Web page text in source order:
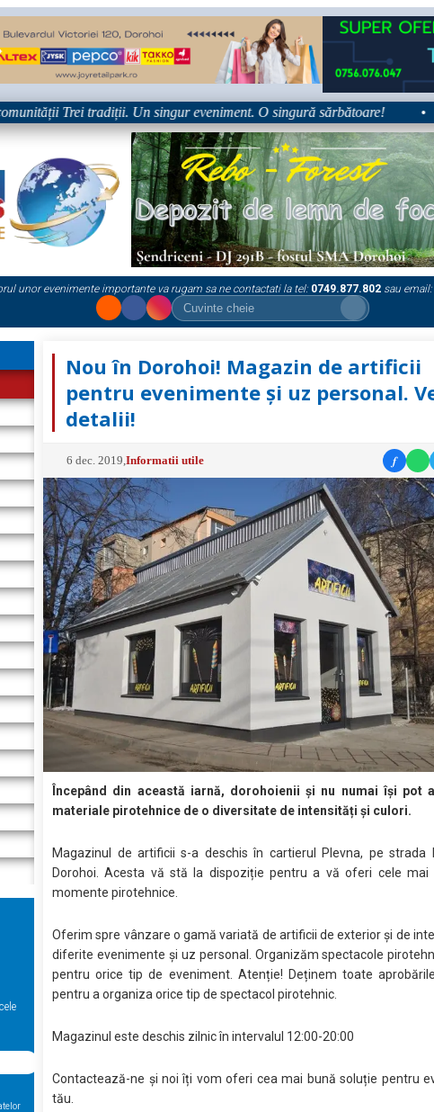
Trei tradiții. Un singur eveniment. O singură sărbătoare! •
unor evenimente importante va rugam sa ne contactati la tel: 0749.877.802 sau email:
Nou în Dorohoi! Magazin de artificii
pentru evenimente și uz personal.
detalii!
6 dec. 2019 ,Informatii utile f
Începând din această iarnă, dorohoienii și nu numai își pot
materiale pirotehnice de o diversitate de intensități și culori.
Magazinul de artificii s-a deschis în cartierul Plevna, pe strada
Dorohoi. Acesta vă stă la dispoziție pentru a vă oferi cele mai
momente pirotehnice.
Oferim spre vânzare o gamă variată de artificii de exterior și de
diferite evenimente și uz personal. Organizăm spectacole
pentru orice tip de eveniment. Atenție! Deținem toate
pentru a organiza orice tip de spectacol pirotehnic.
Magazinul este deschis zilnic în intervalul 12:00-20:00
Contactează-ne și noi îți vom oferi cea mai bună soluție pentru
tău.